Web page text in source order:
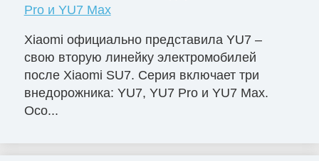
Pro и YU7 Max
Xiaomi официально представила YU7 –
свою вторую линейку электромобилей
после Xiaomi SU7. Серия включает три
внедорожника: YU7, YU7 Pro и YU7 Max.
Осо...